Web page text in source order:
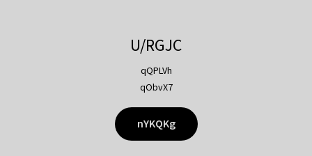
U/RGJC
qQPLVh
qObvX7
nYKQKg